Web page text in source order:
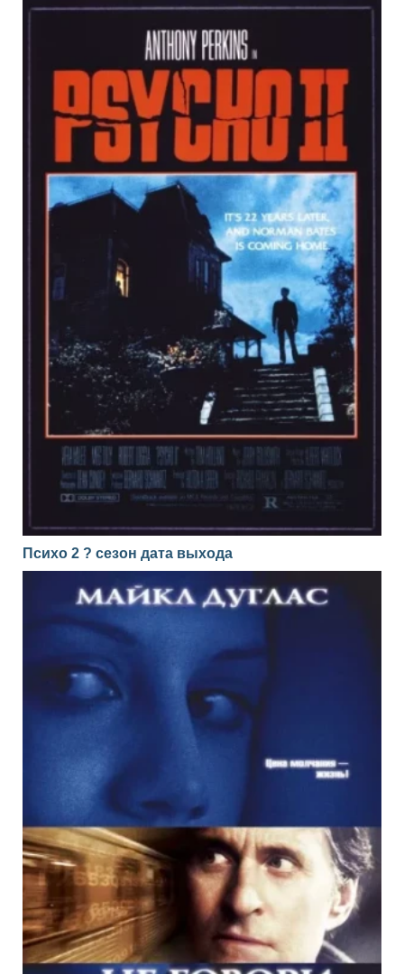
Психо 2 ? сезон дата выхода